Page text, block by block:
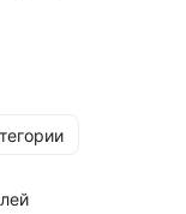
подойдут тем
спецодежды.